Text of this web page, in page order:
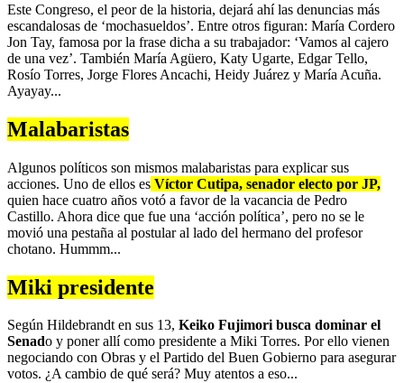
Este Congreso, el peor de la historia, dejará ahí las denuncias más
escandalosas de ‘mochasueldos’. Entre otros figuran: María Cordero
Jon Tay, famosa por la frase dicha a su trabajador: ‘Vamos al cajero
de una vez’. También María Agüero, Katy Ugarte, Edgar Tello,
Rosío Torres, Jorge Flores Ancachi, Heidy Juárez y María Acuña.
Ayayay...
Malabaristas
Algunos políticos son mismos malabaristas para explicar sus
acciones. Uno de ellos es Víctor Cutipa, senador electo por JP,
quien hace cuatro años votó a favor de la vacancia de Pedro
Castillo. Ahora dice que fue una ‘acción política’, pero no se le
movió una pestaña al postular al lado del hermano del profesor
chotano. Hummm...
Miki presidente
Según Hildebrandt en sus 13, Keiko Fujimori busca dominar el
Senado y poner allí como presidente a Miki Torres. Por ello vienen
negociando con Obras y el Partido del Buen Gobierno para asegurar
votos. ¿A cambio de qué será? Muy atentos a eso...